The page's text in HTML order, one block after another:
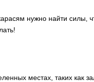
нужно найти силы,
местах, таких как